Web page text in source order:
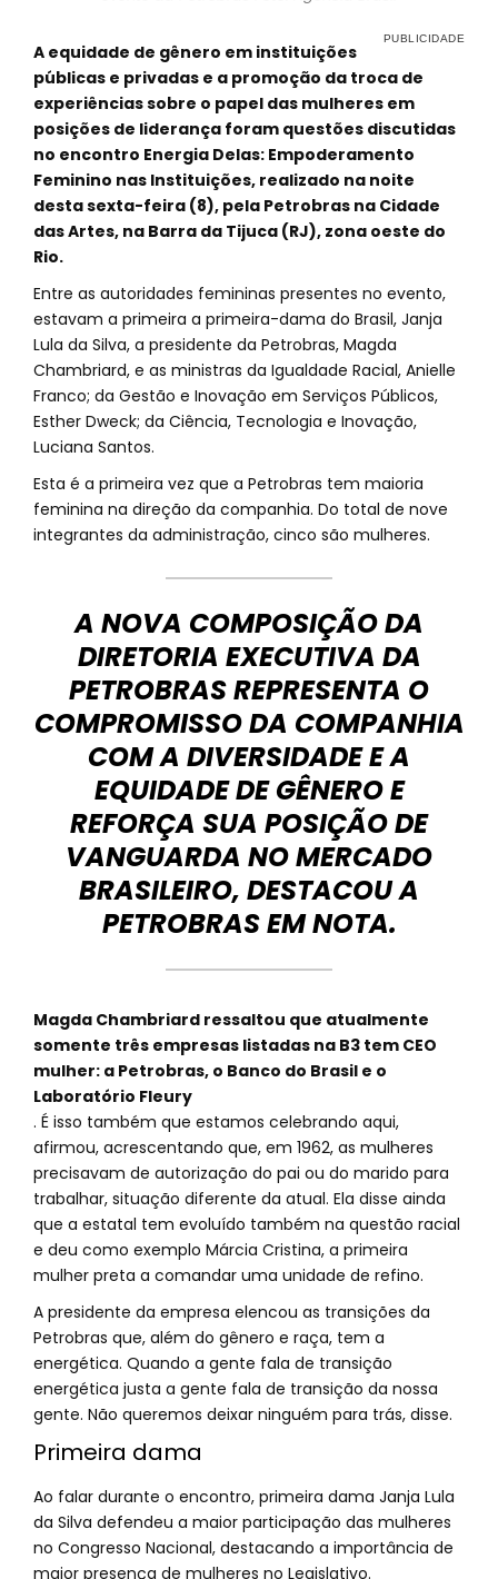
A equidade de gênero em instituições
públicas e privadas e a promoção da troca de
experiências sobre o papel das mulheres em
posições de liderança foram questões discutidas
no encontro Energia Delas: Empoderamento
Feminino nas Instituições, realizado na noite
desta sexta-feira (8), pela Petrobras na Cidade
das Artes, na Barra da Tijuca (RJ), zona oeste do
Rio.
Entre as autoridades femininas presentes no evento,
estavam a primeira a primeira-dama do Brasil, Janja
Lula da Silva, a presidente da Petrobras, Magda
Chambriard, e as ministras da Igualdade Racial, Anielle
Franco; da Gestão e Inovação em Serviços Públicos,
Esther Dweck; da Ciência, Tecnologia e Inovação,
Luciana Santos.
Esta é a primeira vez que a Petrobras tem maioria
feminina na direção da companhia. Do total de nove
integrantes da administração, cinco são mulheres.
A NOVA COMPOSIÇÃO DA
DIRETORIA EXECUTIVA DA
PETROBRAS REPRESENTA O
COMPROMISSO DA COMPANHIA
COM A DIVERSIDADE E A
EQUIDADE DE GÊNERO E
REFORÇA SUA POSIÇÃO DE
VANGUARDA NO MERCADO
BRASILEIRO, DESTACOU A
PETROBRAS EM NOTA.
Magda Chambriard ressaltou que atualmente
somente três empresas listadas na B3 tem CEO
mulher: a Petrobras, o Banco do Brasil e o
Laboratório Fleury
. É isso também que estamos celebrando aqui,
afirmou, acrescentando que, em 1962, as mulheres
precisavam de autorização do pai ou do marido para
trabalhar, situação diferente da atual. Ela disse ainda
que a estatal tem evoluído também na questão racial
e deu como exemplo Márcia Cristina, a primeira
mulher preta a comandar uma unidade de refino.
A presidente da empresa elencou as transições da
Petrobras que, além do gênero e raça, tem a
energética. Quando a gente fala de transição
energética justa a gente fala de transição da nossa
gente. Não queremos deixar ninguém para trás, disse.
Primeira dama
Ao falar durante o encontro, primeira dama Janja Lula
da Silva defendeu a maior participação das mulheres
no Congresso Nacional, destacando a importância de
maior presença de mulheres no Legislativo.